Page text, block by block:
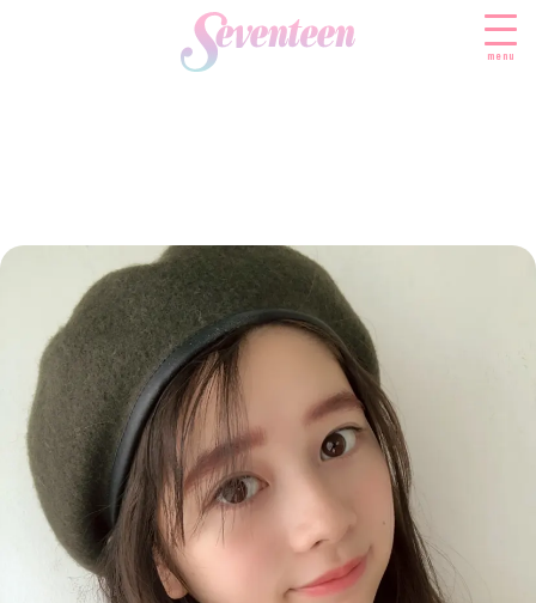
menu
FASHION
ファッションニュース
モデル私服
着回し
着痩せ
BEAUTY
ビューティニュース
トレンドメイク
ベストコスメ
ヘアアレンジ・ヘアケア
スキンケア
ボディケア
SCHOOL
スクールニュース
制服コーデ
学校ヘアメイク
勉強・受験・進路
ENTERTAINMENT
エンタメニュース
なにわ男子
K-POP
LIFESTYLE
ライフスタイルニュース
JKランキング・アワード
モデルの購入品
おでかけ
JK TREND
JKトレンドニュース
MODELS
MODEL'S BLOG